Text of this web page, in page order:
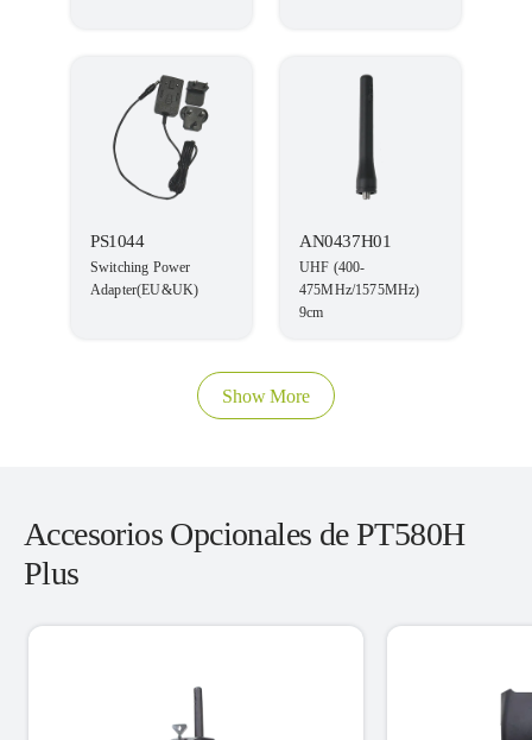
PS1044
Switching Power
Adapter(EU&UK)
AN0437H01
UHF (400-
475MHz/1575MHz)
9cm
Show More
Accesorios Opcionales de PT580H
Plus